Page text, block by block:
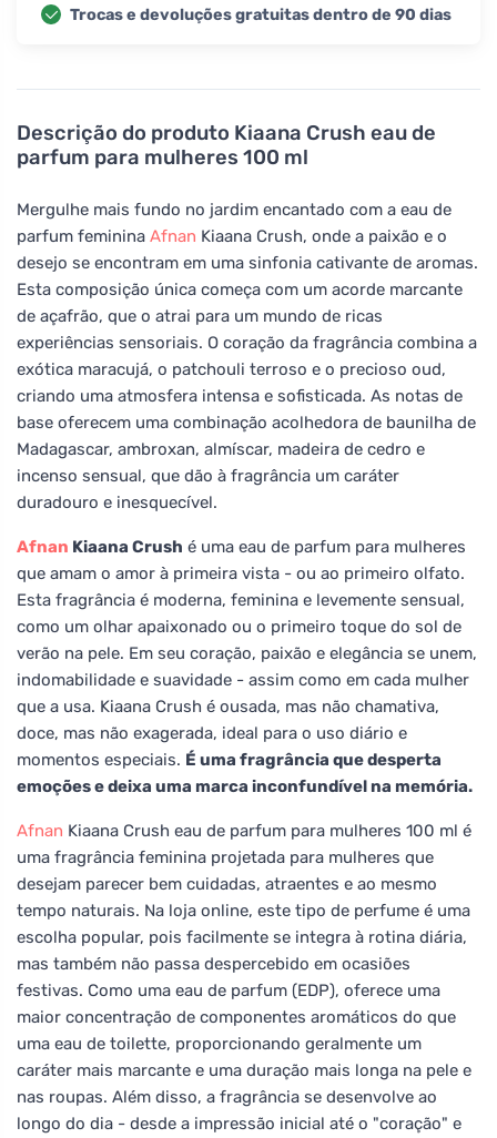
Descrição do produto Kiaana Crush eau de
parfum para mulheres 100 ml
Mergulhe mais fundo no jardim encantado com a eau de
parfum feminina Afnan Kiaana Crush, onde a paixão e o
desejo se encontram em uma sinfonia cativante de aromas.
Esta composição única começa com um acorde marcante
de açafrão, que o atrai para um mundo de ricas
experiências sensoriais. O coração da fragrância combina a
exótica maracujá, o patchouli terroso e o precioso oud,
criando uma atmosfera intensa e sofisticada. As notas de
base oferecem uma combinação acolhedora de baunilha de
Madagascar, ambroxan, almíscar, madeira de cedro e
incenso sensual, que dão à fragrância um caráter
duradouro e inesquecível.
Afnan Kiaana Crush é uma eau de parfum para mulheres
que amam o amor à primeira vista - ou ao primeiro olfato.
Esta fragrância é moderna, feminina e levemente sensual,
como um olhar apaixonado ou o primeiro toque do sol de
verão na pele. Em seu coração, paixão e elegância se unem,
indomabilidade e suavidade - assim como em cada mulher
que a usa. Kiaana Crush é ousada, mas não chamativa,
doce, mas não exagerada, ideal para o uso diário e
momentos especiais. É uma fragrância que desperta
emoções e deixa uma marca inconfundível na memória.
Afnan Kiaana Crush eau de parfum para mulheres 100 ml é
uma fragrância feminina projetada para mulheres que
desejam parecer bem cuidadas, atraentes e ao mesmo
tempo naturais. Na loja online, este tipo de perfume é uma
escolha popular, pois facilmente se integra à rotina diária,
mas também não passa despercebido em ocasiões
festivas. Como uma eau de parfum (EDP), oferece uma
maior concentração de componentes aromáticos do que
uma eau de toilette, proporcionando geralmente um
caráter mais marcante e uma duração mais longa na pele e
nas roupas. Além disso, a fragrância se desenvolve ao
longo do dia - desde a impressão inicial até o "coração" e
Trocas e devoluções gratuitas dentro de 90 dias